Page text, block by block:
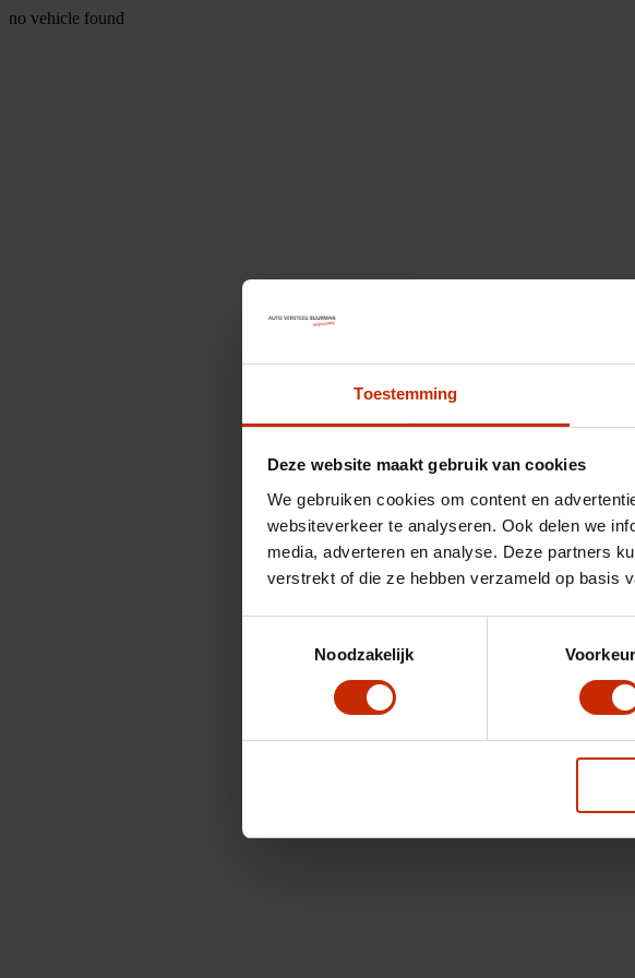
Toestemming
Deze website maakt gebruik van cookies
We gebruiken cookies om content en
websiteverkeer te analyseren. Ook delen we
media, adverteren en analyse. Deze partners
verstrekt of die ze hebben verzameld op basis
Noodzakelijk
no vehicle found